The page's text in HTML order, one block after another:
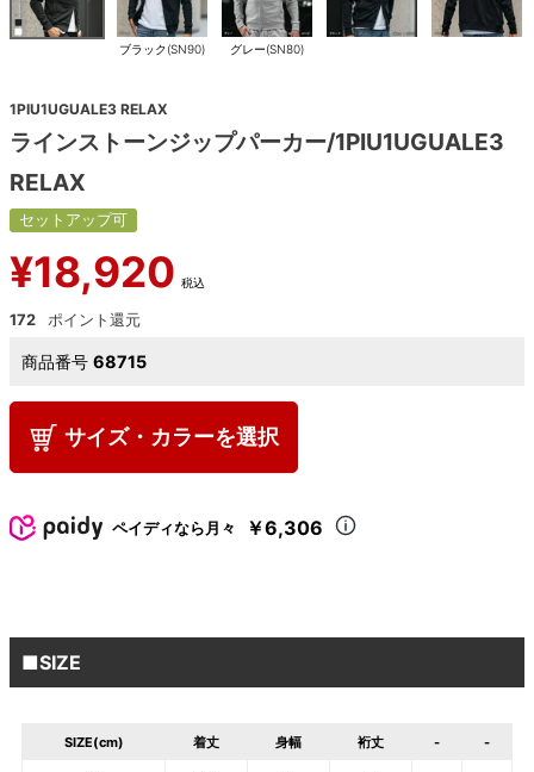
ブラック(SN90) グレー(SN80)
1PIU1UGUALE3 RELAX
ラインストーンジップパーカー/1PIU1UGUALE3
RELAX
セットアップ可
¥18,920 税込
172
商品番号 68715
サイズ・カラーを選択
ペイディなら月々 ￥6,306
■SIZE
SIZE(cm) 着丈 身幅 裄丈 - -